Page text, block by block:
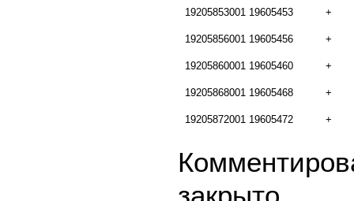
19205853001 19605453 +
19205856001 19605456 +
19205860001 19605460 +
19205868001 19605468 +
19205872001 19605472 +